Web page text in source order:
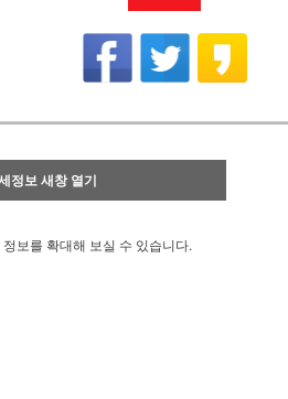
정보 새창 열기
보를 확대해 보실 수 있습니다.